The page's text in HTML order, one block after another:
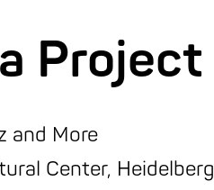
Project
and More
Center, Heidelberg